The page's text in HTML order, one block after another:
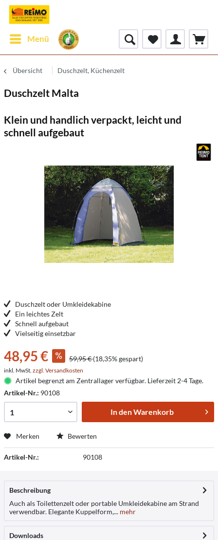
Menü
Übersicht Duschzelt, Küchenzelt
Duschzelt Malta
Klein und handlich verpackt, leicht und
schnell aufgebaut
Duschzelt oder Umkleidekabine
Ein leichtes Zelt
Schnell aufgebaut
Vielseitig einsetzbar
48,95 € 59,95 €(18,35% gespart)
inkl. MwSt. zzgl. Versandkosten
Artikel begrenzt am Zentrallager verfügbar. Lieferzeit 2-4 Tage.
Artikel-Nr.: 90108
In denWarenkorb
Merken Bewerten
Artikel-Nr.: 90108
Beschreibung
Auch als Toilettenzelt oder portable Umkleidekabine am Strand
verwendbar. Elegante Kuppelform,... mehr
Downloads